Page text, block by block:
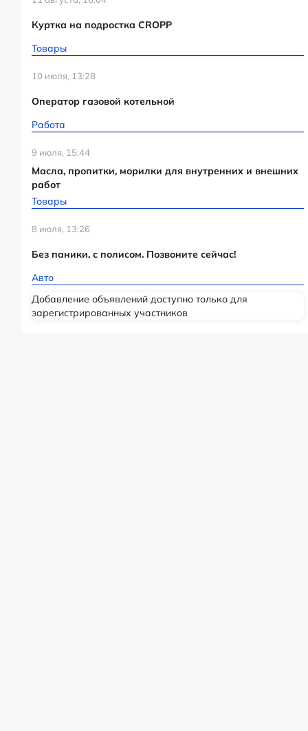
Куртка на подростка CROPP
Товары
10 июля, 13:28
Оператор газовой котельной
Работа
9 июля, 15:44
Масла, пропитки, морилки для внутренних и внешних
работ
Товары
8 июля, 13:26
Без паники, с полисом. Позвоните сейчас!
Авто
Добавление объявлений доступно только для
зарегистрированных участников